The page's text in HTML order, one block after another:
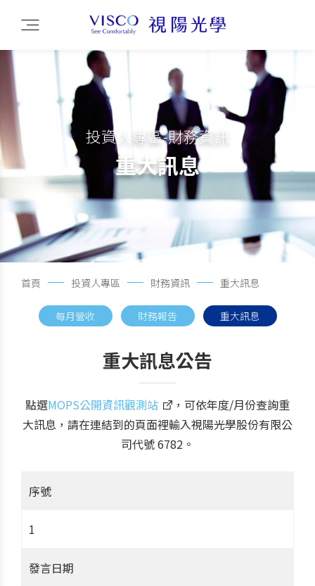
投資人專區-財務資訊
重大訊息
首頁 投資人專區 財務資訊 重大訊息
每月營收 財務報告 重大訊息
重大訊息公告
點選MOPS公開資訊觀測站
，可依年度/月份查詢重
大訊息，請在連結到的頁面裡輸入視陽光學股份有限公
司代號 6782。
序號
1
發言日期